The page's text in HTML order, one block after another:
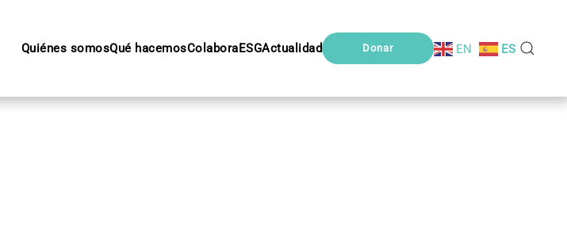
Quiénes somosQué hacemosColaboraESGActualidad Donar EN ES